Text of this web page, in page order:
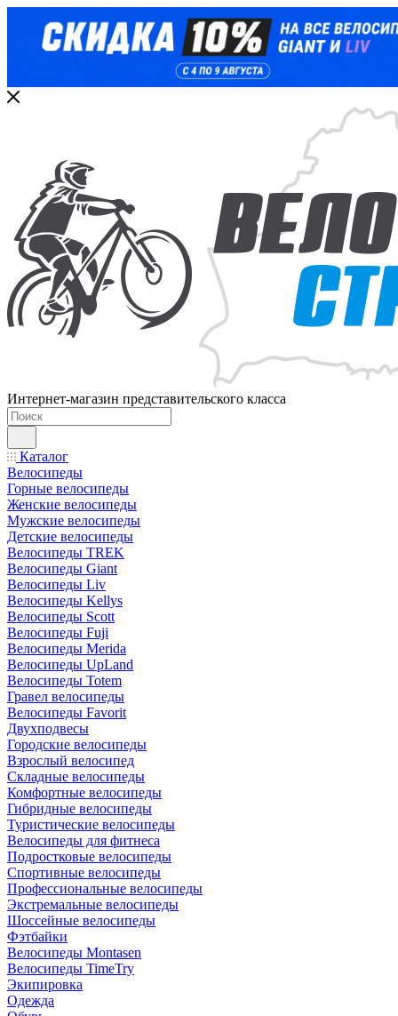
Интернет-магазин представительского класса
Каталог
Велосипеды
Горные велосипеды
Женские велосипеды
Мужские велосипеды
Детские велосипеды
Велосипеды TREK
Велосипеды Giant
Велосипеды Liv
Велосипеды Kellys
Велосипеды Scott
Велосипеды Fuji
Велосипеды Merida
Велосипеды UpLand
Велосипеды Totem
Гравел велосипеды
Велосипеды Favorit
Двухподвесы
Городские велосипеды
Взрослый велосипед
Складные велосипеды
Комфортные велосипеды
Гибридные велосипеды
Туристические велосипеды
Велосипеды для фитнеса
Подростковые велосипеды
Спортивные велосипеды
Профессиональные велосипеды
Экстремальные велосипеды
Шоссейные велосипеды
Фэтбайки
Велосипеды Montasen
Велосипеды TimeTry
Экипировка
Одежда